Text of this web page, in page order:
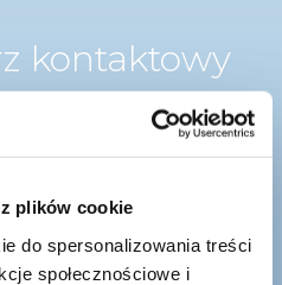
plików cookie
do spersonalizowania treści
społecznościowe i
kontaktowy